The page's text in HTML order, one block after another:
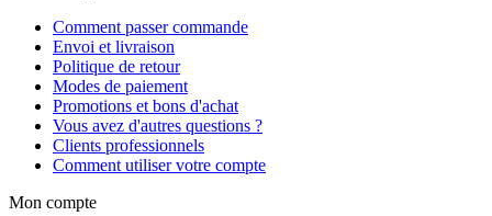
Comment passer commande
Envoi et livraison
Politique de retour
Modes de paiement
Promotions et bons d'achat
Vous avez d'autres questions ?
Clients professionnels
Comment utiliser votre compte
Mon compte